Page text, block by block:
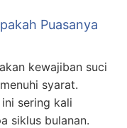
Puasanya
kewajiban suci
syarat.
sering kali
siklus bulanan.